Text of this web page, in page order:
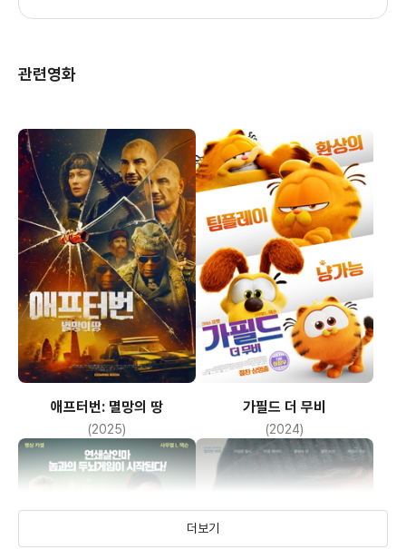
관련영화
애프터번: 멸망의 땅
(2025)
가필드 더 무비
(2024)
더보기